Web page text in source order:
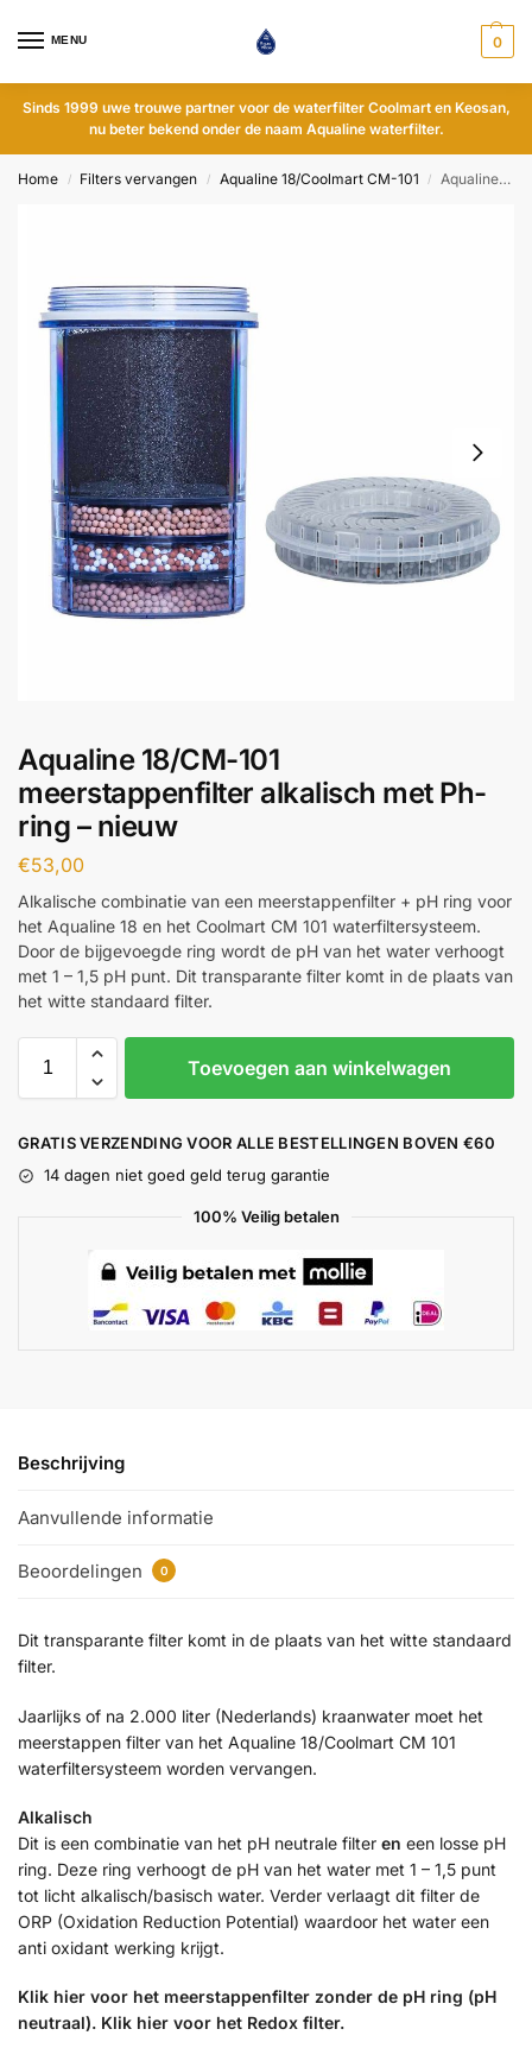
MENU 0
Sinds 1999 uwe trouwe partner voor de waterfilter Coolmart en Keosan,
nu beter bekend onder de naam Aqualine waterfilter.
Home / Filters vervangen / Aqualine 18/Coolmart CM-101 / Aqualine 18/CM-101 meerstappenfilter alkalisch met Ph-ring – nieuw
Aqualine 18/CM-101
meerstappenfilter alkalisch met Ph-
ring – nieuw
€53,00
Alkalische combinatie van een meerstappenfilter + pH ring voor
het Aqualine 18 en het Coolmart CM 101 waterfiltersysteem.
Door de bijgevoegde ring wordt de pH van het water verhoogt
met 1 – 1,5 pH punt. Dit transparante filter komt in de plaats van
het witte standaard filter.
Toevoegen aan winkelwagen
GRATIS VERZENDING VOOR ALLE BESTELLINGEN BOVEN €60
14 dagen niet goed geld terug garantie
100% Veilig betalen
Beschrijving
Aanvullende informatie
Beoordelingen 0
Dit transparante filter komt in de plaats van het witte standaard
filter.
Jaarlijks of na 2.000 liter (Nederlands) kraanwater moet het
meerstappen filter van het Aqualine 18/Coolmart CM 101
waterfiltersysteem worden vervangen.
Alkalisch
Dit is een combinatie van het pH neutrale filter en een losse pH
ring. Deze ring verhoogt de pH van het water met 1 – 1,5 punt
tot licht alkalisch/basisch water. Verder verlaagt dit filter de
ORP (Oxidation Reduction Potential) waardoor het water een
anti oxidant werking krijgt.
Klik hier voor het meerstappenfilter zonder de pH ring (pH
neutraal). Klik hier voor het Redox filter.